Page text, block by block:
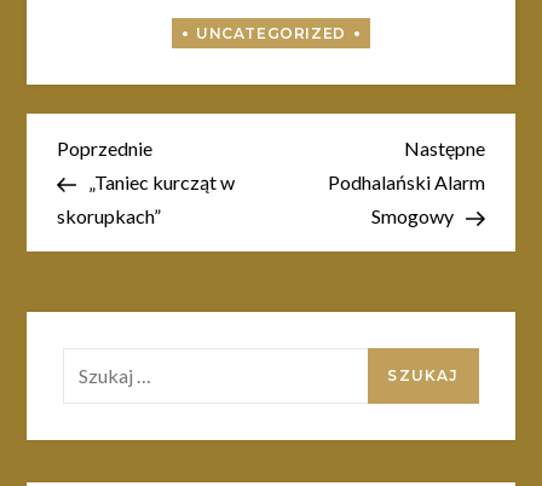
Nawigacja
wpisu
Poprzedni
wpis
Poprzednie
„Taniec kurcząt w
skorupkach”
wpis
Następne
Podhalański Alarm
Smogowy